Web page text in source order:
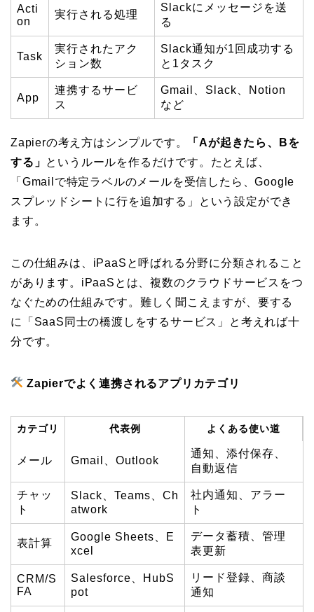
Acti
on
実行される処理
Slackにメッセージを送
る
Task
実行されたアク
ション数
Slack通知が1回成功する
と1タスク
App
連携するサービ
ス
Gmail、Slack、Notion
など
Zapierの考え方はシンプルです。
「Aが起きたら、Bを
する」 というルールを作るだけです。たとえば、
「Gmailで特定ラベルのメールを受信したら、Google
スプレッドシートに行を追加する」という設定ができ
ます。
この仕組みは、iPaaSと呼ばれる分野に分類されること
があります。iPaaSとは、複数のクラウドサービスをつ
なぐための仕組みです。難しく聞こえますが、要する
に「SaaS同士の橋渡しをするサービス」と考えれば十
分です。
Zapierでよく連携されるアプリカテゴリ
カテゴリ 代表例 よくある使い道
メール Gmail、Outlook
通知、添付保存、
自動返信
チャッ
ト
Slack、Teams、Ch
atwork
社内通知、アラー
ト
表計算
Google Sheets、E
xcel
データ蓄積、管理
表更新
CRM/S
FA
Salesforce、HubS
pot
リード登録、商談
通知